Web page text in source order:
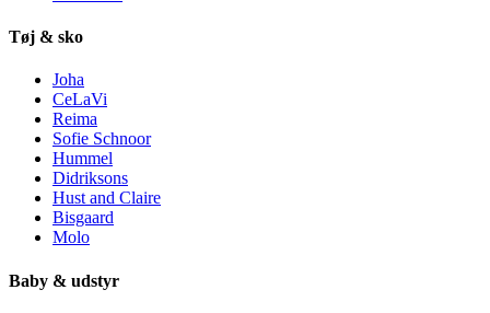
Tøj & sko
Joha
CeLaVi
Reima
Sofie Schnoor
Hummel
Didriksons
Hust and Claire
Bisgaard
Molo
Baby & udstyr